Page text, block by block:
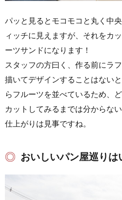
パッと見るとモコモコと丸く中
ィッチに見えますが、それをカ
ーツサンドになります！
スタッフの方曰く、作る前にラ
描いてデザインすることはない
らフルーツを並べているため、
カットしてみるまでは分からな
仕上がりは見事ですね。
おいしいパン屋巡り